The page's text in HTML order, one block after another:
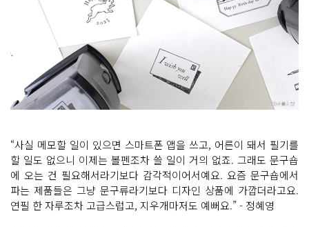
“사실 메모할 일이 있으면 스마트폰 앱을 쓰고, 어른이 돼서 필기를
할 일도 없으니 이제는 볼펜조차 쓸 일이 거의 없죠. 그래도 문구숍
에 오는 건 필요해서라기보다 감각적이어서예요. 요즘 문구숍에서
파는 제품들은 그냥 문구류라기보다 디자인 상품에 가깝더라고요.
연필 한 자루조차 고급스럽고, 지우개마저도 예뻐요.” - 정혜영